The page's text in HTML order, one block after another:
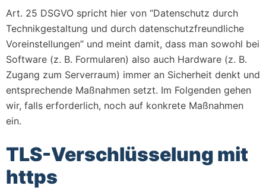
Art. 25 DSGVO spricht hier von “Datenschutz durch
Technikgestaltung und durch datenschutzfreundliche
Voreinstellungen” und meint damit, dass man sowohl bei
Software (z. B. Formularen) also auch Hardware (z. B.
Zugang zum Serverraum) immer an Sicherheit denkt und
entsprechende Maßnahmen setzt. Im Folgenden gehen
wir, falls erforderlich, noch auf konkrete Maßnahmen
ein.
TLS-Verschlüsselung mit
https